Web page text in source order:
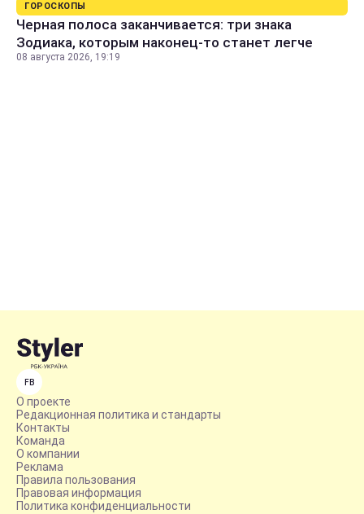
ГОРОСКОПЫ
Черная полоса заканчивается: три знака
Зодиака, которым наконец-то станет легче
08 августа 2026, 19:19
FB
О проекте
Редакционная политика и стандарты
Контакты
Команда
О компании
Реклама
Правила пользования
Правовая информация
Политика конфиденциальности